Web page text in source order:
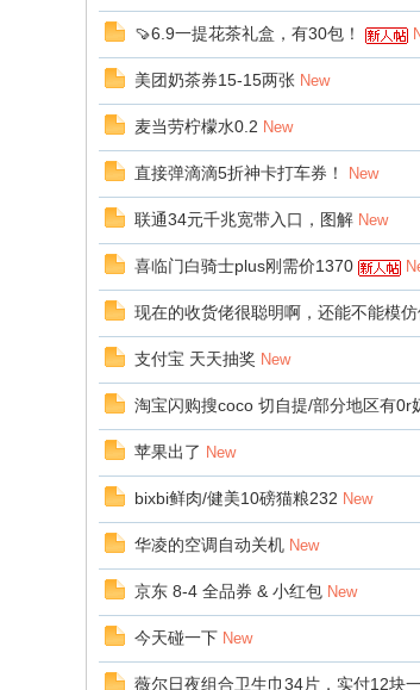
🍠6.9一提花茶礼盒，有30包！
美团奶茶券15-15两张 New
麦当劳柠檬水0.2 New
直接弹滴滴5折神卡打车券！ New
联通34元千兆宽带入口，图解 New
喜临门白骑士plus刚需价1370
现在的收货佬很聪明啊，还能不能模
支付宝 天天抽奖 New
淘宝闪购搜coco 切自提/部分地区有
苹果出了 New
bixbi鲜肉/健美10磅猫粮232 New
华凌的空调自动关机 New
京东 8-4 全品券 & 小红包 New
今天碰一下 New
薇尔日夜组合卫生巾34片，实付12块